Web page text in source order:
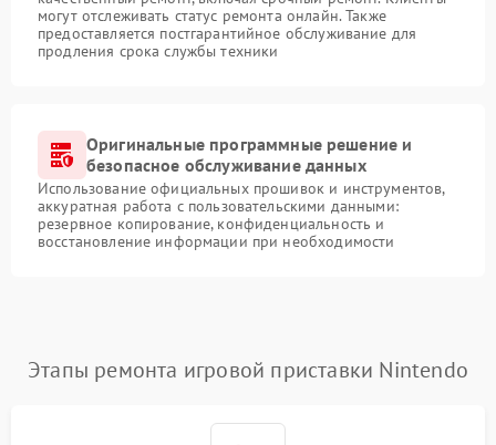
могут отслеживать статус ремонта онлайн. Также
предоставляется постгарантийное обслуживание для
продления срока службы техники
Оригинальные программные решение и
безопасное обслуживание данных
Использование официальных прошивок и инструментов,
аккуратная работа с пользовательскими данными:
резервное копирование, конфиденциальность и
восстановление информации при необходимости
Этапы ремонта игровой приставки Nintendo